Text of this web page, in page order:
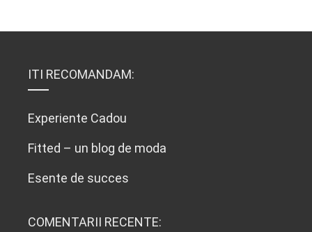
ITI RECOMANDAM:
Experiente Cadou
Fitted – un blog de moda
Esente de succes
COMENTARII RECENTE: